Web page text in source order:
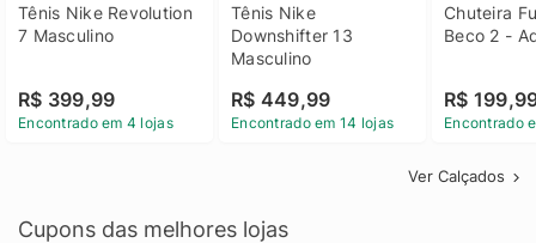
Tênis Nike Revolution
7 Masculino
R$ 399,99
Encontrado em 4 lojas
Tênis Nike
Downshifter 13
Masculino
R$ 449,99
Encontrado em 14 lojas
Chuteira
Beco 2 -
R$
Encontrado
Ver Calçados
Cupons das melhores lojas